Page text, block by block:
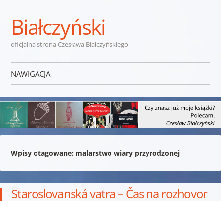
Białczyński
oficjalna strona Czesława Białczyńskiego
NAWIGACJA
Wpisy otagowane: malarstwo wiary przyrodzonej
Staroslovanská vatra – Čas na rozhovor